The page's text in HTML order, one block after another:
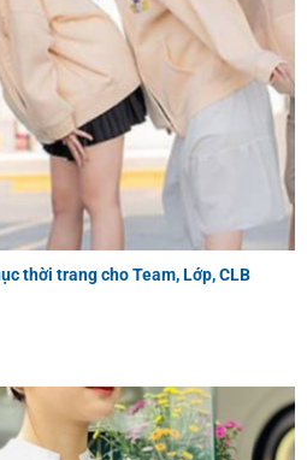
thời trang cho Team, Lớp, CLB